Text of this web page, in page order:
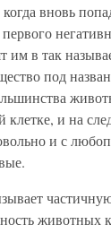
вновь
им в так
под
клетке, и на
и с
животных